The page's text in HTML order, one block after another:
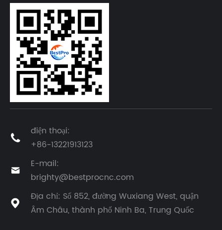

điện thoại:
+86-13221913123

E-mail:
brighty@bestprocnc.com

Địa chỉ: Số 852, đường Wuxiang West, quận
Âm Châu, thành phố Ninh Ba, Trung Quốc